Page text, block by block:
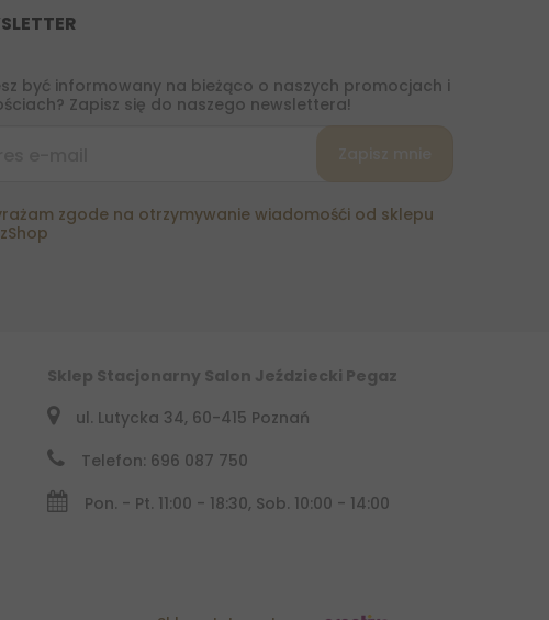
być informowany na bieżąco o naszych promocjach i
Zapisz się do naszego newslettera!
zgode na otrzymywanie wiadomośći od sklepu
Sklep Stacjonarny Salon Jeździecki Pegaz
ul. Lutycka 34, 60-415 Poznań
Telefon: 696 087 750
Pon. - Pt. 11:00 - 18:30, Sob. 10:00 - 14:00